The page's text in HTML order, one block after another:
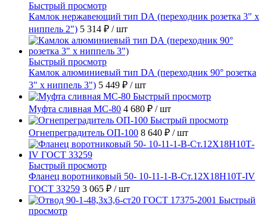
Быстрый просмотр
Камлок нержавеющий тип DА (переходник розетка 3" х
ниппель 2") 5 314 ₽ / шт
Быстрый просмотр
Камлок алюминиевый тип DА (переходник 90° розетка
3" х ниппель 3") 5 449 ₽ / шт
Быстрый просмотр
Муфта сливная МС-80 4 680 ₽ / шт
Быстрый просмотр
Огнепреградитель ОП-100 8 640 ₽ / шт
Быстрый просмотр
Фланец воротниковый 50- 10-11-1-B-Ст.12Х18Н10Т-IV
ГОСТ 33259 3 065 ₽ / шт
Быстрый
просмотр